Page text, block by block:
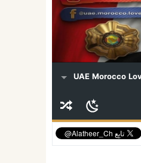
تُروى للمرة الأولى